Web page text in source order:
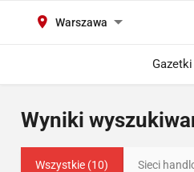
Warszawa
Wyniki
Wszystkie (10) Sieci